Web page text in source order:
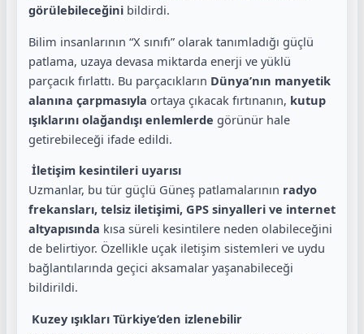
görülebileceğini bildirdi.
Bilim insanlarının “X sınıfı” olarak tanımladığı güçlü
patlama, uzaya devasa miktarda enerji ve yüklü
parçacık fırlattı. Bu parçacıkların Dünya’nın manyetik
alanına çarpmasıyla ortaya çıkacak fırtınanın, kutup
ışıklarını olağandışı enlemlerde görünür hale
getirebileceği ifade edildi.
İletişim kesintileri uyarısı
Uzmanlar, bu tür güçlü Güneş patlamalarının radyo
frekansları, telsiz iletişimi, GPS sinyalleri ve internet
altyapısında kısa süreli kesintilere neden olabileceğini
de belirtiyor. Özellikle uçak iletişim sistemleri ve uydu
bağlantılarında geçici aksamalar yaşanabileceği
bildirildi.
Kuzey ışıkları Türkiye’den izlenebilir